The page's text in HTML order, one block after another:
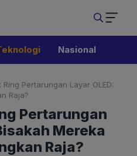
Nasional
Ring Pertarungan Layar OLED:
Raja?
Pertarungan
Mereka
Raja?